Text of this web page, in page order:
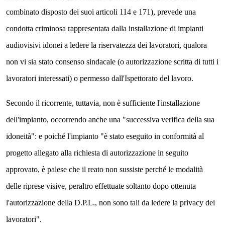
combinato disposto dei suoi articoli 114 e 171), prevede una
condotta criminosa rappresentata dalla installazione di impianti
audiovisivi idonei a ledere la riservatezza dei lavoratori, qualora
non vi sia stato consenso sindacale (o autorizzazione scritta di tutti i
lavoratori interessati) o permesso dall'Ispettorato del lavoro.
Secondo il ricorrente, tuttavia, non è sufficiente l'installazione
dell'impianto, occorrendo anche una "successiva verifica della sua
idoneità": e poiché l'impianto "è stato eseguito in conformità al
progetto allegato alla richiesta di autorizzazione in seguito
approvato, è palese che il reato non sussiste perché le modalità
delle riprese visive, peraltro effettuate soltanto dopo ottenuta
l'autorizzazione della D.P.L., non sono tali da ledere la privacy dei
lavoratori".